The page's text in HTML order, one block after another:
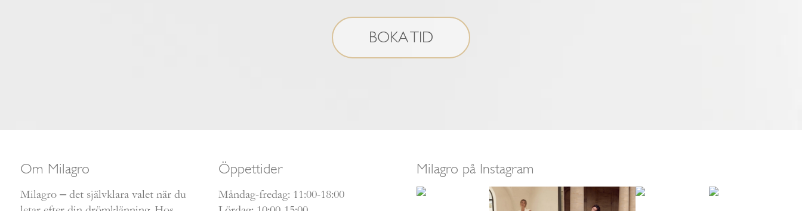
BOKA TID
Om Milagro
Milagro – det självklara valet när du
Öppettider
Måndag-fredag: 11:00-18:00
Milagro på Instagram